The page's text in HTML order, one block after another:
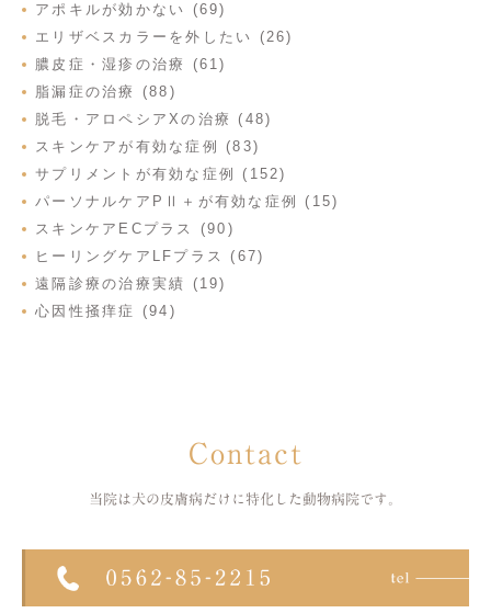
アポキルが効かない (69)
エリザベスカラーを外したい (26)
膿皮症・湿疹の治療 (61)
脂漏症の治療 (88)
脱毛・アロペシアXの治療 (48)
スキンケアが有効な症例 (83)
サプリメントが有効な症例 (152)
パーソナルケアPⅡ＋が有効な症例 (15)
スキンケアECプラス (90)
ヒーリングケアLFプラス (67)
遠隔診療の治療実績 (19)
心因性掻痒症 (94)
Contact
当院は犬の皮膚病だけに特化した 動物病院です。